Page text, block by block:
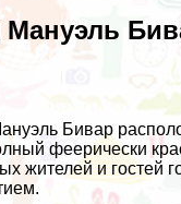
Мануэль
Бивар
феерически
жителей и гостей